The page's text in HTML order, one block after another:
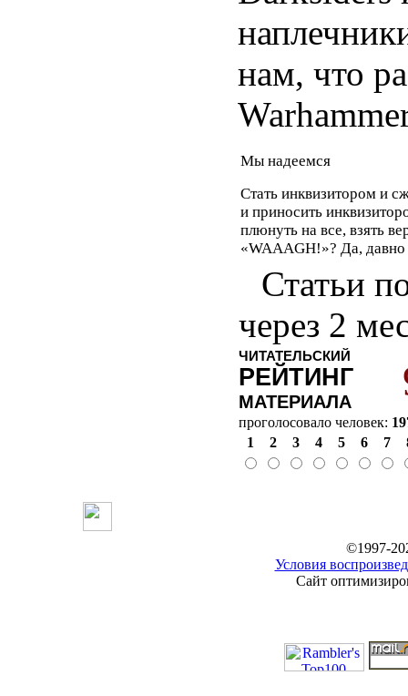
нам, что
Мы надеемся
Стать инквизитором и
и приносить
плюнуть на все, взять
«WAAAGH!»? Да,
Статьи
через 2
ЧИТАТЕЛЬСКИЙ
РЕЙТИНГ
МАТЕРИАЛА
проголосовало человек:
1
2 3 4 5 6 7
©1997-
Условия
Сайт